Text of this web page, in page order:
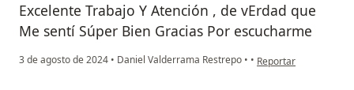
Excelente Trabajo Y Atención , de vErdad que
Me sentí Súper Bien Gracias Por escucharme
3 de agosto de 2024 • Daniel Valderrama Restrepo • • en opinión del
Reportar